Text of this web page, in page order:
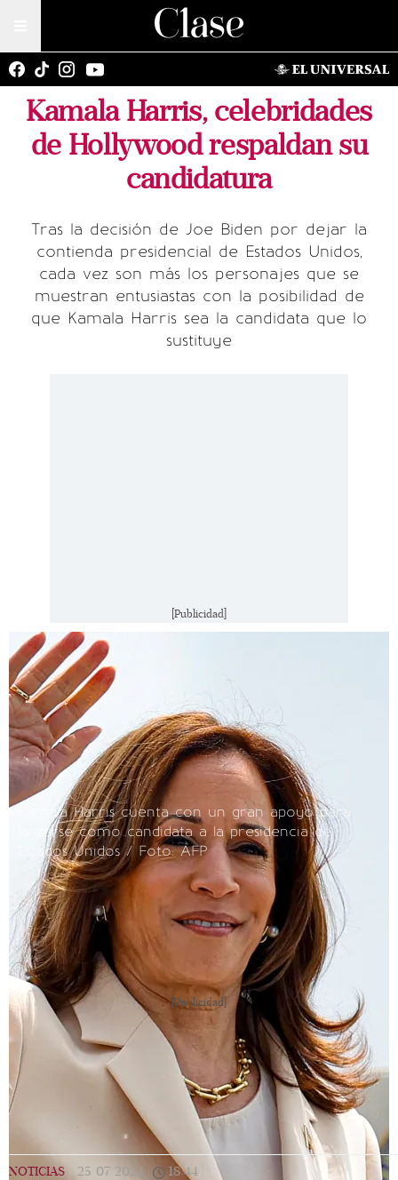
Kamala Harris, celebridades
de Hollywood respaldan su
candidatura
Tras la decisión de Joe Biden por dejar la
contienda presidencial de Estados Unidos,
cada vez son más los personajes que se
muestran entusiastas con la posibilidad de
que Kamala Harris sea la candidata que lo
sustituye
[Publicidad]
Kamala Harris cuenta con un gran apoyo para
lanzarse como candidata a la presidencia de
Estados Unidos / Foto: AFP
[Publicidad]
NOTICIAS 25/07/2024 18:44